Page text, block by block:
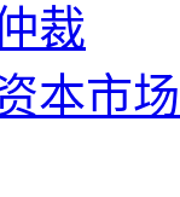
裁
本市场